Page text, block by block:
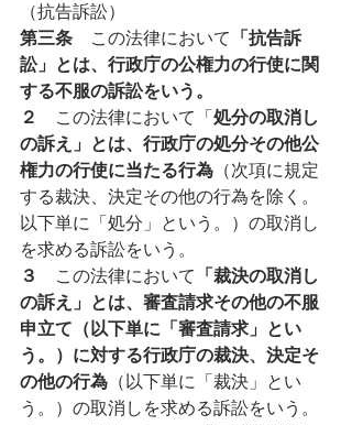
（抗告訴訟）
第三条
この法律において 「抗告訴
訟」とは、行政庁の公権力の行使に関
する不服の訴訟をいう。
２
この法律において「処分の取消し
の訴え」とは、行政庁の処分その他公
権力の行使に当たる行為 （次項に規定
する裁決、決定その他の行為を除く。
以下単に「処分」という。）の取消し
を求める訴訟をいう。
３
この法律において 「裁決の取消し
の訴え」とは、審査請求その他の不服
申立て（以下単に「審査請求」とい
う。）に対する行政庁の裁決、決定そ
の他の行為 （以下単に「裁決」とい
う。）の取消しを求める訴訟をいう。